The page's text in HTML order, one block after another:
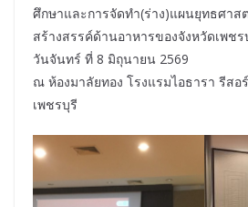
ศึกษาและการจัดทำ(ร่าง)แผนยุทธศาส
สร้างสรรค์ด้านอาหารของจังหวัดเพช
วันจันทร์ ที่ 8 มิถุนายน 2569
ณ ห้องมาลัยทอง โรงแรมไอธารา รีส
เพชรบุรี